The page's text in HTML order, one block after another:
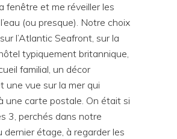
fenêtre et me réveiller les
(ou presque). Notre choix
l’Atlantic Seafront, sur la
typiquement britannique,
familial, un décor
une vue sur la mer qui
une carte postale. On était si
3, perchés dans notre
dernier étage, à regarder les